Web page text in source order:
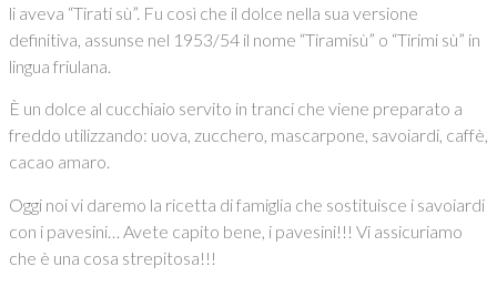
li aveva “Tirati sù”. Fu così che il dolce nella sua versione
definitiva, assunse nel 1953/54 il nome “Tiramisù” o “Tirimi sù” in
lingua friulana.
È un dolce al cucchiaio servito in tranci che viene preparato a
freddo utilizzando: uova, zucchero, mascarpone, savoiardi, caffè,
cacao amaro.
Oggi noi vi daremo la ricetta di famiglia che sostituisce i savoiardi
con i pavesini… Avete capito bene, i pavesini!!! Vi assicuriamo
che è una cosa strepitosa!!!